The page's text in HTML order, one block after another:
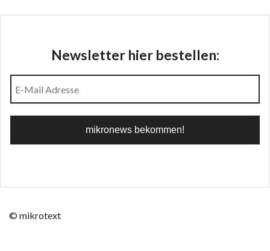
Newsletter hier bestellen:
© mikrotext